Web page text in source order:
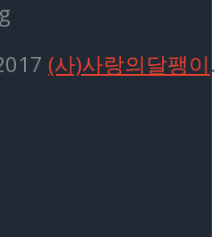
(사)사랑의달팽이